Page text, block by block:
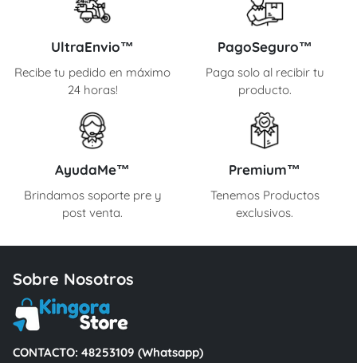
UltraEnvio™
Recibe tu pedido en máximo
24 horas!
PagoSeguro™
Paga solo al recibir tu
producto.
AyudaMe™
Brindamos soporte pre y
post venta.
Premium™
Tenemos Productos
exclusivos.
Sobre Nosotros
CONTACTO: 48253109 (Whatsapp)